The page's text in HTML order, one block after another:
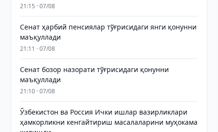
21:15 · 07/08
Сенат ҳарбий пенсиялар тўғрисидаги янги қонунни
маъқуллади
21:11 · 07/08
Сенат бозор назорати тўғрисидаги қонунни
маъқуллади
21:10 · 07/08
Ўзбекистон ва Россия Ички ишлар вазирликлари
ҳамкорликни кенгайтириш масалаларини муҳокама